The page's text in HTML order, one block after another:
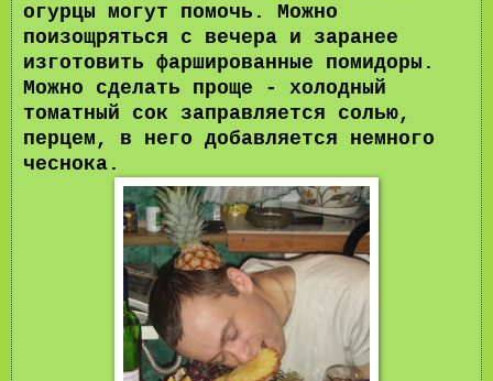
огурцы могут помочь. Можно
поизощряться с вечера и заранее
изготовить фаршированные помидоры.
Можно сделать проще - холодный
томатный сок заправляется солью,
перцем, в него добавляется немного
чеснока.